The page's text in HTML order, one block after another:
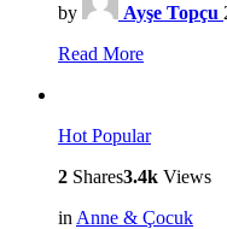
by Ayşe Topçu
Read More
Hot Popular
2 Shares3.4k Views
in Anne & Çocuk